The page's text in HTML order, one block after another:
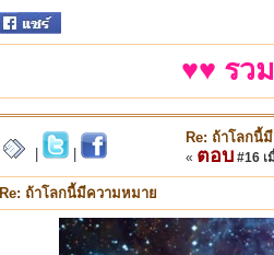
♥♥ รว
Re: ถ้าโลกนี้
« ตอบ #16 เ
Re: ถ้าโลกนี้มีความหมาย